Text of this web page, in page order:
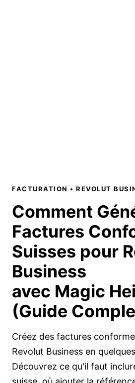
FACTURATION • REVOLUT
Comment
Factures
Suisses pour
Business
avec Magic
(Guide
Créez des factures
Revolut Business en
Découvrez ce qu'il faut